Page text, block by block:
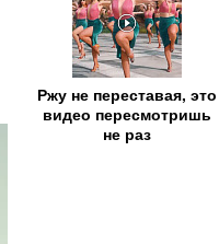
Ржу не переставая, это
видео пересмотришь
не раз